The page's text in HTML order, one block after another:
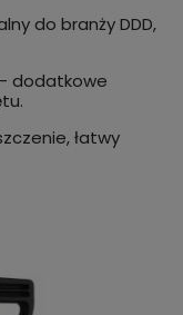
do branży DDD,
dodatkowe
łatwy